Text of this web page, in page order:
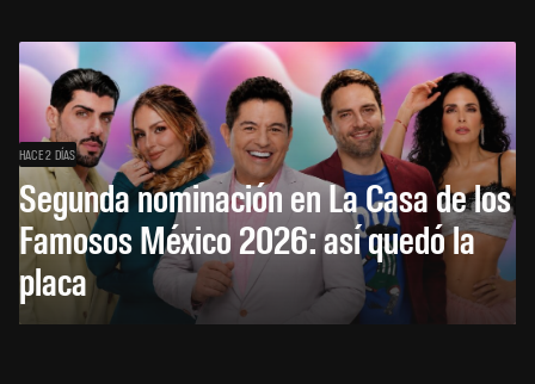
HACE 2 DÍAS
Segunda nominación en La Casa de los
Famosos México 2026: así quedó la
placa